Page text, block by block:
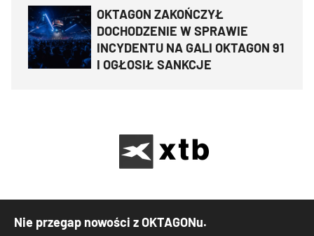
OKTAGON ZAKOŃCZYŁ
DOCHODZENIE W SPRAWIE
INCYDENTU NA GALI OKTAGON 91
I OGŁOSIŁ SANKCJE
Nie przegap nowości z OKTAGONu.